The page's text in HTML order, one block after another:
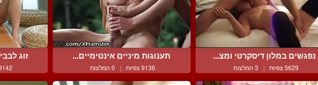
נפגשים במלון דיסקרטי ומצ...
5629 צפיות | 3 המלצות
תענוגות מיניים אינטימיים...
9136 צפיות | 0 המלצות
זוג
9142